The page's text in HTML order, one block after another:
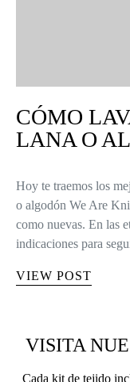
CÓMO
LANA O
Hoy te traemos los
o algodón We Are
como nuevas. En las
indicaciones para
VIEW POST
VISITA
Cada kit de tejido